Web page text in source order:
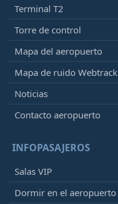
Terminal T2
Torre de control
Mapa del aeropuerto
Mapa de ruido Webtrack
Noticias
Contacto aeropuerto
INFOPASAJEROS
Salas VIP
Dormir en el aeropuerto